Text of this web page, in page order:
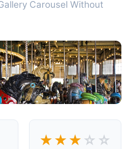
Carousel Without
★★★ ☆☆